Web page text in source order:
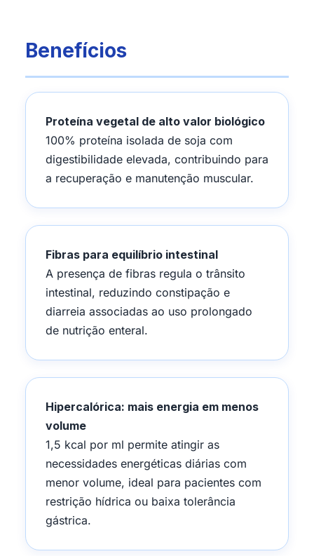
Benefícios
Proteína vegetal de alto valor biológico
100% proteína isolada de soja com
digestibilidade elevada, contribuindo para
a recuperação e manutenção muscular.
Fibras para equilíbrio intestinal
A presença de fibras regula o trânsito
intestinal, reduzindo constipação e
diarreia associadas ao uso prolongado
de nutrição enteral.
Hipercalórica: mais energia em menos
volume
1,5 kcal por ml permite atingir as
necessidades energéticas diárias com
menor volume, ideal para pacientes com
restrição hídrica ou baixa tolerância
gástrica.